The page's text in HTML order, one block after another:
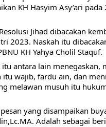
KH Hasyim Asy’ari
Jihad dibacakan
2023. Naskah itu
KH Yahya Cholil Staquf.
itu antara lain menegaskan,
itu wajib, fardu ain, dan
melawan musuh itu
yang disampaikan
Adalah sebagai